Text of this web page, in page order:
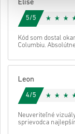
Elise
5/5
Kód som dostal
Columbiu.
Leon
4/5
Neuveriteľné
sprievodca